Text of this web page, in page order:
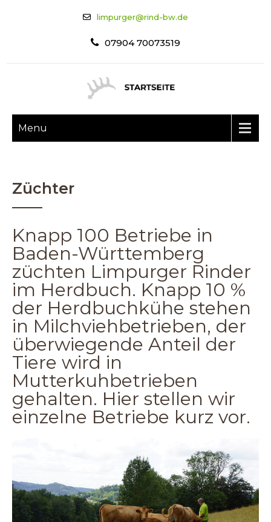
limpurger@rind-bw.de
07904 70073519
Menu
Züchter
Knapp 100 Betriebe in
Baden-Württemberg
züchten Limpurger Rinder
im Herdbuch. Knapp 10 %
der Herdbuchkühe stehen
in Milchviehbetrieben, der
überwiegende Anteil der
Tiere wird in
Mutterkuhbetrieben
gehalten. Hier stellen wir
einzelne Betriebe kurz vor.